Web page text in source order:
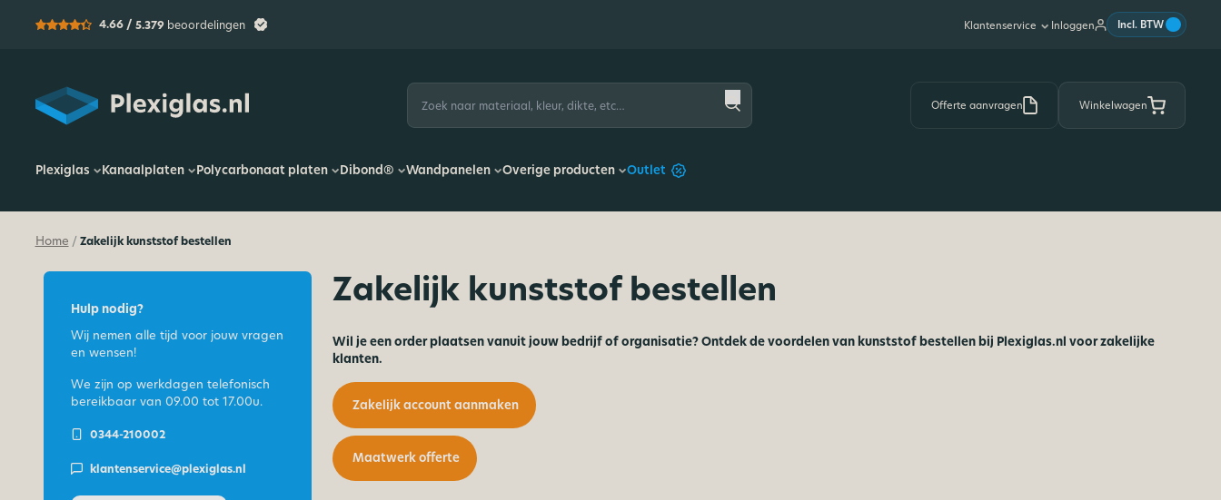
4.66 / 5.379 beoordelingen Klantenservice | Inloggen Incl. BTW
Plexiglas
Zoeken
naar:
Offerte aanvragen Winkelwagen
Plexiglas Kanaalplaten Polycarbonaat platen Dibond® Wandpanelen Overige producten Outlet
Home / Zakelijk kunststof bestellen
Hulp nodig?
Wij nemen alle tijd voor jouw vragen
en wensen!
We zijn op werkdagen telefonisch
bereikbaar van 09.00 tot 17.00u.
0344-210002
klantenservice@plexiglas.nl
Zakelijk kunststof bestellen
Wil je een order plaatsen vanuit jouw bedrijf of organisatie? Ontdek de voordelen van kunststof bestellen bij Plexiglas.nl voor zakelijke
klanten.
Zakelijk account aanmaken
Maatwerk offerte